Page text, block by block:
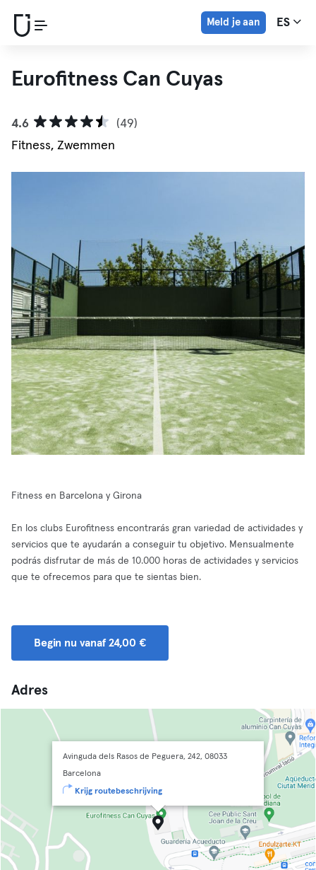
Meld je aan ES
Eurofitness Can Cuyas
4.6
(49)
Fitness, Zwemmen
Fitness en Barcelona y Girona
En los clubs Eurofitness encontrarás gran variedad de actividades y
servicios que te ayudarán a conseguir tu objetivo. Mensualmente
podrás disfrutar de más de 10.000 horas de actividades y servicios
que te ofrecemos para que te sientas bien.
Begin nu vanaf 24,00 €
Adres
Avinguda dels Rasos de Peguera, 242, 08033
Barcelona
Krijg routebeschrijving